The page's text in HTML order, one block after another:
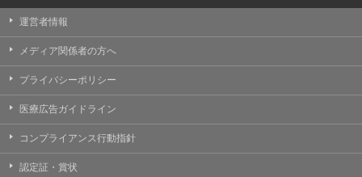
運営者情報
メディア関係者の方へ
プライバシーポリシー
医療広告ガイドライン
コンプライアンス行動指針
認定証・賞状